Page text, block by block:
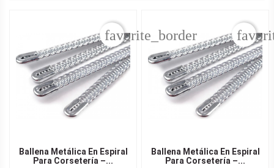
Ballena Metálica En Espiral
Para Corsetería –...
favorite_border
Ballena Metálica En Espiral
Para Corsetería –...